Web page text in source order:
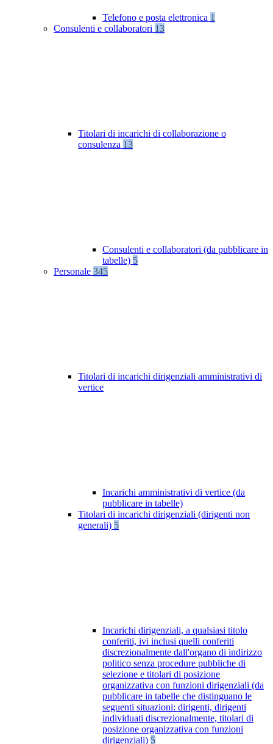
Telefono e posta elettronica 1
Consulenti e collaboratori 13
Titolari di incarichi di collaborazione o
consulenza 13
Consulenti e collaboratori (da pubblicare in
tabelle) 5
Personale 345
Titolari di incarichi dirigenziali amministrativi di
vertice
Incarichi amministrativi di vertice (da
pubblicare in tabelle)
Titolari di incarichi dirigenziali (dirigenti non
generali) 5
Incarichi dirigenziali, a qualsiasi titolo
conferiti, ivi inclusi quelli conferiti
discrezionalmente dall'organo di indirizzo
politico senza procedure pubbliche di
selezione e titolari di posizione
organizzativa con funzioni dirigenziali (da
pubblicare in tabelle che distinguano le
seguenti situazioni: dirigenti, dirigenti
individuati discrezionalmente, titolari di
posizione organizzativa con funzioni
dirigenziali) 5